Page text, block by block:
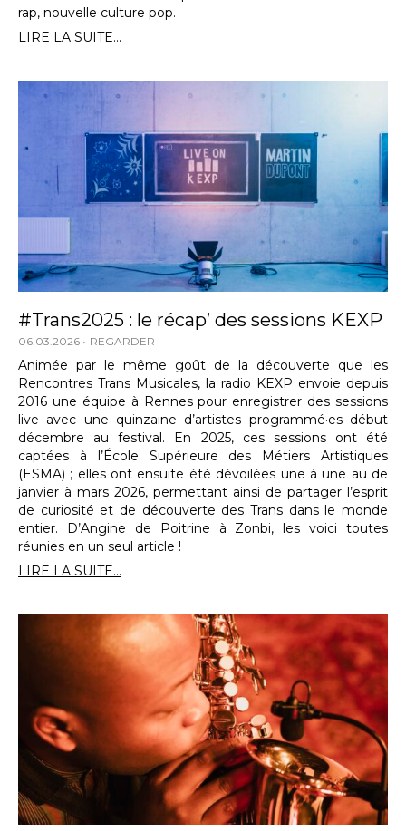
rap, nouvelle culture pop.
LIRE LA SUITE...
#Trans2025 : le récap’ des sessions KEXP
06.03.2026 REGARDER
Animée par le même goût de la découverte que les
Rencontres Trans Musicales, la radio KEXP envoie depuis
2016 une équipe à Rennes pour enregistrer des sessions
live avec une quinzaine d’artistes programmé·es début
décembre au festival. En 2025, ces sessions ont été
captées à l’École Supérieure des Métiers Artistiques
(ESMA) ; elles ont ensuite été dévoilées une à une au de
janvier à mars 2026, permettant ainsi de partager l’esprit
de curiosité et de découverte des Trans dans le monde
entier. D’Angine de Poitrine à Zonbi, les voici toutes
réunies en un seul article !
LIRE LA SUITE...